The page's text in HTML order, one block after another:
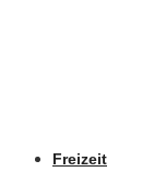
Freizeit